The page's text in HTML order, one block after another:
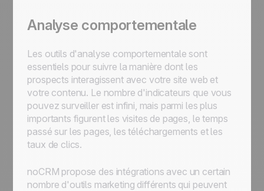
Analyse comportementale
Les outils d'analyse comportementale sont
essentiels pour suivre la manière dont les
prospects interagissent avec votre site web et
votre contenu. Le nombre d'indicateurs que vous
pouvez surveiller est infini, mais parmi les plus
importants figurent les visites de pages, le temps
passé sur les pages, les téléchargements et les
taux de clics.
noCRM propose des intégrations avec un certain
nombre d'outils marketing différents qui peuvent